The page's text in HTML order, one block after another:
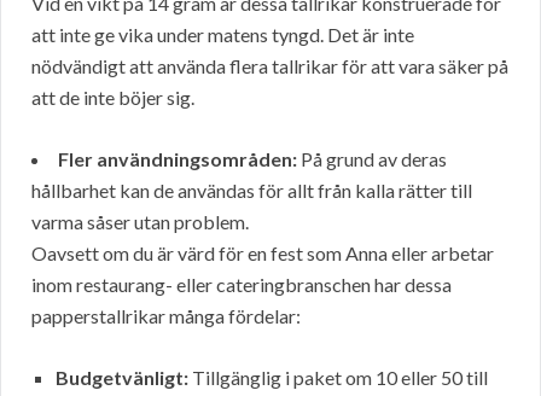
att inte ge vika under matens tyngd. Det är inte
nödvändigt att använda flera tallrikar för att vara säker på
att de inte böjer sig.
Fler användningsområden: På grund av deras
hållbarhet kan de användas för allt från kalla rätter till
varma såser utan problem.
Oavsett om du är värd för en fest som Anna eller arbetar
inom restaurang- eller cateringbranschen har dessa
papperstallrikar många fördelar:
Budgetvänligt: Tillgänglig i paket om 10 eller 50 till